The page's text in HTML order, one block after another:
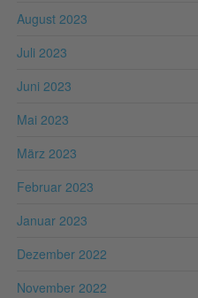
August 2023
Juli 2023
Juni 2023
Mai 2023
März 2023
Februar 2023
Januar 2023
Dezember 2022
November 2022